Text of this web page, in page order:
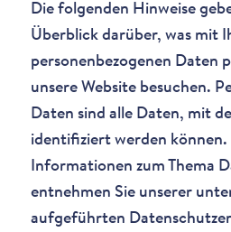
Die folgenden Hinweise
Überblick darüber, was mit
personenbezogenen Daten
unsere Website besuchen.
Daten sind alle Daten, mit
identifiziert werden
Informationen zum Thema
entnehmen Sie unserer
aufgeführten